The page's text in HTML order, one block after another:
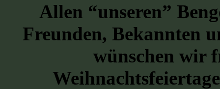
Allen “unseren”
Freunden, Bekannten
wünschen wir